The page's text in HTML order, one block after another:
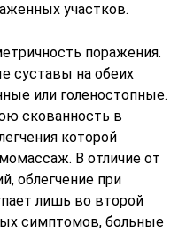
участков.
поражения.
суставы на обеих
или голеностопные.
скованность в
которой
В отличие от
облегчение при
лишь во второй
симптомов, больные